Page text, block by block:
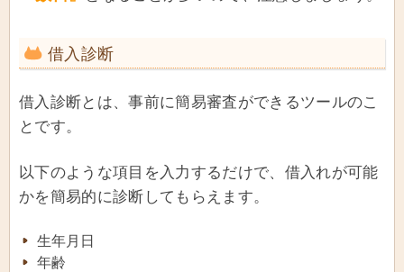
借入診断
借入診断とは、事前に簡易審査ができるツールのこ
とです。
以下のような項目を入力するだけで、借入れが可能
かを簡易的に診断してもらえます。
生年月日
年齢